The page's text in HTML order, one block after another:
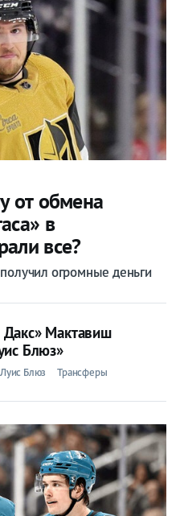
от обмена
в
все?
огромные деньги
Мактавиш
Блюз»
Блюз Трансферы